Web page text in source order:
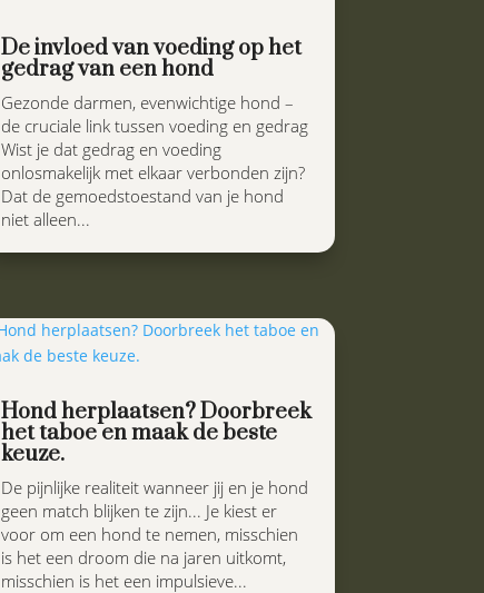
De invloed van voeding op het
gedrag van een hond
Gezonde darmen, evenwichtige hond –
de cruciale link tussen voeding en gedrag
Wist je dat gedrag en voeding
onlosmakelijk met elkaar verbonden zijn?
Dat de gemoedstoestand van je hond
niet alleen...
Hond herplaatsen? Doorbreek
het taboe en maak de beste
keuze.
De pijnlijke realiteit wanneer jij en je hond
geen match blijken te zijn... Je kiest er
voor om een hond te nemen, misschien
is het een droom die na jaren uitkomt,
misschien is het een impulsieve...